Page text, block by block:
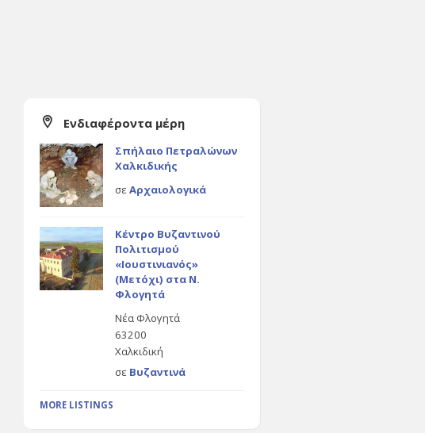
Ενδιαφέροντα μέρη
Σπήλαιο Πετραλώνων
Χαλκιδικής
σε Αρχαιολογικά
Κέντρο Βυζαντινού
Πολιτισμού
«Ιουστινιανός»
(Μετόχι) στα Ν.
Φλογητά
Νέα Φλογητά
63200
Χαλκιδική
σε Βυζαντινά
MORE LISTINGS